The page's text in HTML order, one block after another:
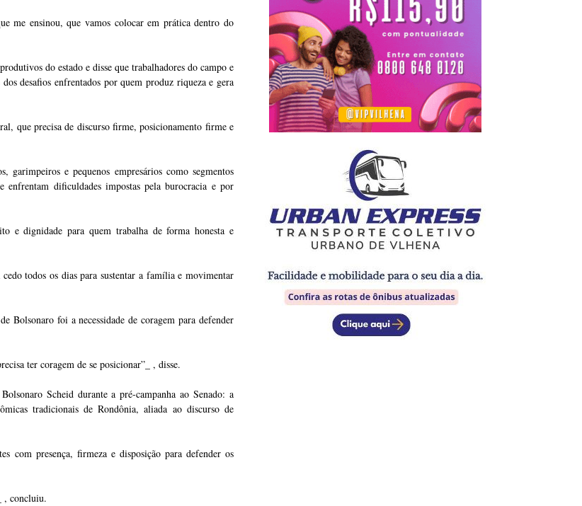
me ensinou, que vamos colocar em prática dentro do
do estado e disse que trabalhadores do campo e
desafios enfrentados por quem produz riqueza e gera
que precisa de discurso firme, posicionamento firme e
garimpeiros e pequenos empresários como segmentos
enfrentam dificuldades impostas pela burocracia e por
e dignidade para quem trabalha de forma honesta e
todos os dias para sustentar a família e movimentar
Bolsonaro foi a necessidade de coragem para defender
ter coragem de se posicionar”_ , disse.
Scheid durante a pré-campanha ao Senado: a
tradicionais de Rondônia, aliada ao discurso de
com presença, firmeza e disposição para defender os
, concluiu.